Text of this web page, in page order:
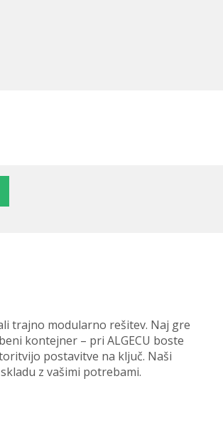
trajno modularno rešitev. Naj gre
kontejner – pri ALGECU boste
postavitve na ključ. Naši
z vašimi potrebami.